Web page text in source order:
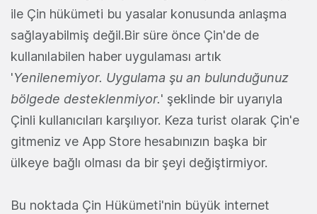
ile Çin hükümeti bu yasalar konusunda anlaşma
sağlayabilmiş değil.Bir süre önce Çin'de de
kullanılabilen haber uygulaması artık
'Yenilenemiyor. Uygulama şu an bulunduğunuz
bölgede desteklenmiyor.' şeklinde bir uyarıyla
Çinli kullanıcıları karşılıyor. Keza turist olarak Çin'e
gitmeniz ve App Store hesabınızın başka bir
ülkeye bağlı olması da bir şeyi değiştirmiyor.
Bu noktada Çin Hükümeti'nin büyük internet